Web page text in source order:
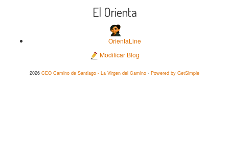
El Orienta
OrientaLine
Modificar Blog
2026 CEO Camino de Santiago - La Virgen del Camino · Powered by GetSimple